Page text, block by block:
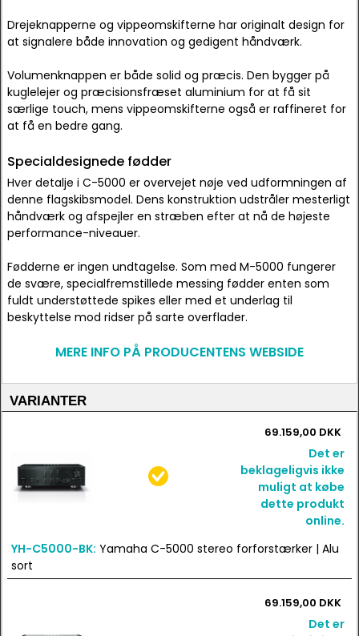
Drejeknapperne og vippeomskifterne har originalt design for
at signalere både innovation og gedigent håndværk.
Volumenknappen er både solid og præcis. Den bygger på
kuglelejer og præcisionsfræset aluminium for at få sit
særlige touch, mens vippeomskifterne også er raffineret for
at få en bedre gang.
Specialdesignede fødder
Hver detalje i C-5000 er overvejet nøje ved udformningen af
denne flagskibsmodel. Dens konstruktion udstråler mesterligt
håndværk og afspejler en stræben efter at nå de højeste
performance-niveauer.
Fødderne er ingen undtagelse. Som med M-5000 fungerer
de svære, specialfremstillede messing fødder enten som
fuldt understøttede spikes eller med et underlag til
beskyttelse mod ridser på sarte overflader.
MERE INFO PÅ PRODUCENTENS WEBSIDE
VARIANTER
69.159,00 DKK
Det er
beklageligvis ikke
muligt at købe
dette produkt
online.
YH-C5000-BK: Yamaha C-5000 stereo forforstærker | Alu
sort
69.159,00 DKK
Det er